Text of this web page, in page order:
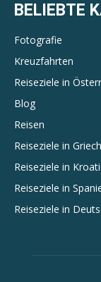
BELIEBTE
Fotografie
Kreuzfahrten
Reiseziele in
Blog
Reisen
Reiseziele in
Reiseziele in
Reiseziele in
Reiseziele in